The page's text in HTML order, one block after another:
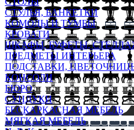
СТУЛЬЯ, БАНКЕТКИ
КОМОДЫ И ТУМБЫ
КРОВАТИ
ШКАФЫ, БУФЕТЫ,
ПРЕДМЕТЫ ИНТЕРЬЕРА
ПОДСТАВКИ,
КОНСОЛИ
БЮРО
СУНДУКИ
БЕСКАРКАСНАЯ МЕБЕЛЬ
МЯГКАЯ МЕБЕЛЬ